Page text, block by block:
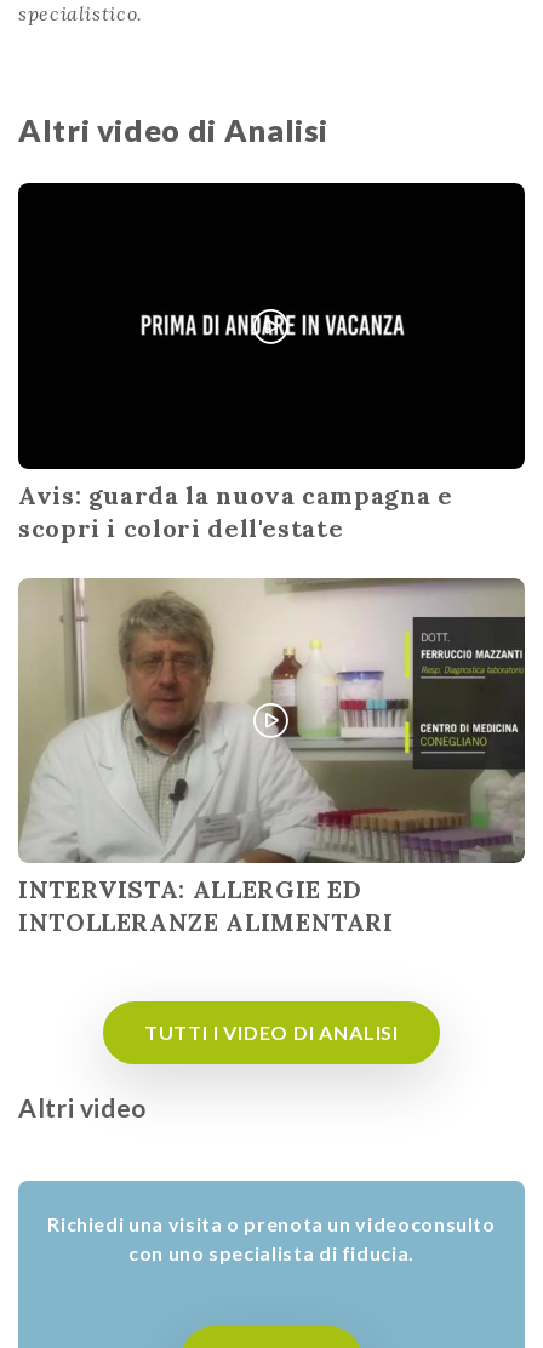
specialistico.
Altri video di Analisi
Avis: guarda la nuova campagna e
scopri i colori dell'estate
INTERVISTA: ALLERGIE ED
INTOLLERANZE ALIMENTARI
TUTTI I VIDEO DI ANALISI
Altri video
Richiedi una visita o prenota un videoconsulto
con uno specialista di fiducia.